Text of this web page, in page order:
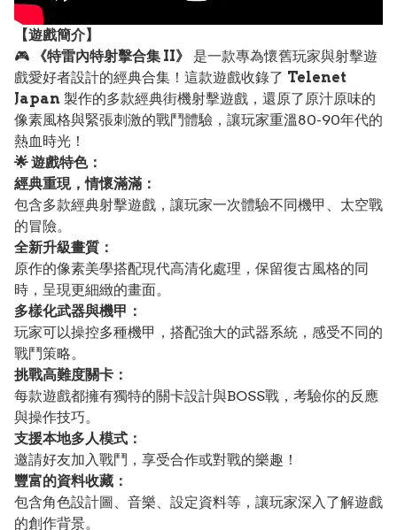
【遊戲簡介】
🎮
《特雷內特射擊合集 II》
是一款專為懷舊玩家與射擊遊
戲愛好者設計的經典合集！這款遊戲收錄了 Telenet
Japan 製作的多款經典街機射擊遊戲，還原了原汁原味的
像素風格與緊張刺激的戰鬥體驗，讓玩家重溫80-90年代的
熱血時光！
🌟 遊戲特色：
經典重現，情懷滿滿：
包含多款經典射擊遊戲，讓玩家一次體驗不同機甲、太空戰
的冒險。
全新升級畫質：
原作的像素美學搭配現代高清化處理，保留復古風格的同
時，呈現更細緻的畫面。
多樣化武器與機甲：
玩家可以操控多種機甲，搭配強大的武器系統，感受不同的
戰鬥策略。
挑戰高難度關卡：
每款遊戲都擁有獨特的關卡設計與BOSS戰，考驗你的反應
與操作技巧。
支援本地多人模式：
邀請好友加入戰鬥，享受合作或對戰的樂趣！
豐富的資料收藏：
包含角色設計圖、音樂、設定資料等，讓玩家深入了解遊戲
的創作背景。